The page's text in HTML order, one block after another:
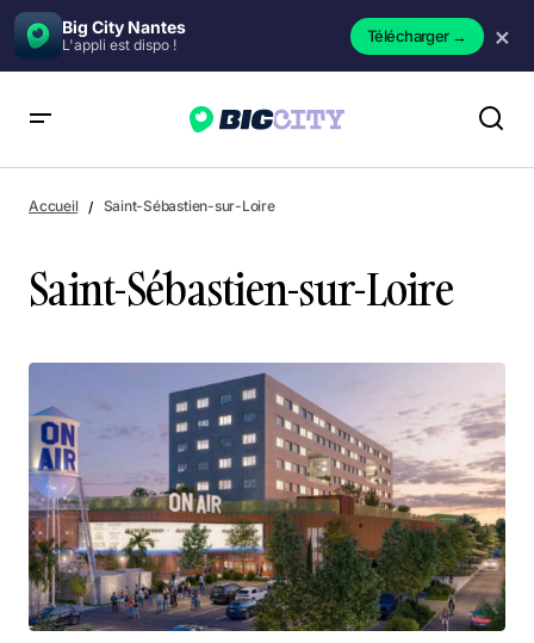
Big City Nantes
L'appli est dispo ! Télécharger→ ×
Accueil Saint-Sébastien-sur-Loire
Saint-Sébastien-sur-Loire